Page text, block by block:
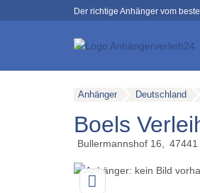
Der richtige Anhänger vom
Anhänger Deutschland
Boels
Bullermannshof 16 47441